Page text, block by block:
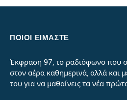
ΠΟΙΟΙ ΕΙΜΑΣΤΕ
Έκφραση 97, το ραδιόφωνο που
στον αέρα καθημερινά, αλλά και
του για να μαθαίνεις τα νέα